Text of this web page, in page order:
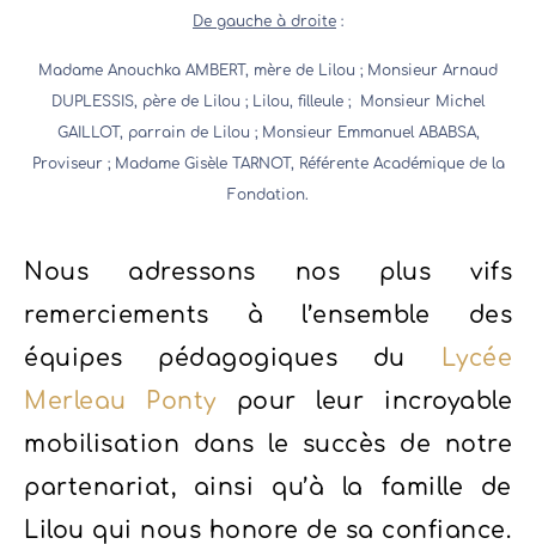
De gauche à droite :
Madame Anouchka AMBERT, mère de Lilou ; Monsieur Arnaud
DUPLESSIS, père de Lilou ; Lilou, filleule ; Monsieur Michel
GAILLOT, parrain de Lilou ; Monsieur Emmanuel ABABSA,
Proviseur ; Madame Gisèle TARNOT, Référente Académique de la
Fondation.
Nous adressons nos plus vifs
remerciements à l’ensemble des
équipes pédagogiques du
Lycée
Merleau Ponty pour leur incroyable
mobilisation dans le succès de notre
partenariat, ainsi qu’à la famille de
Lilou qui nous honore de sa confiance.